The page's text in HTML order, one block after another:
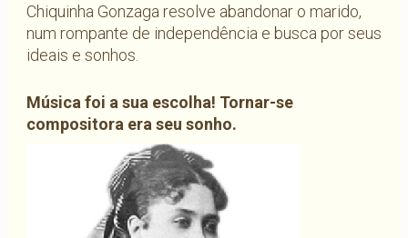
Chiquinha Gonzaga resolve abandonar o marido,
num rompante de independência e busca por seus
ideais e sonhos.
Música foi a sua escolha! Tornar-se
compositora era seu sonho.